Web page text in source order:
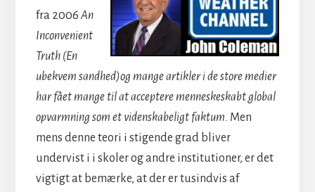
fra 2006 An
Inconvenient
Truth (En
ubekvem sandhed)og mange artikler i de store medier
har fået mange til at acceptere menneskeskabt global
opvarmning som et videnskabeligt faktum. Men
mens denne teori i stigende grad bliver
undervist i i skoler og andre institutioner, er det
vigtigt at bemærke, at der er tusindvis af